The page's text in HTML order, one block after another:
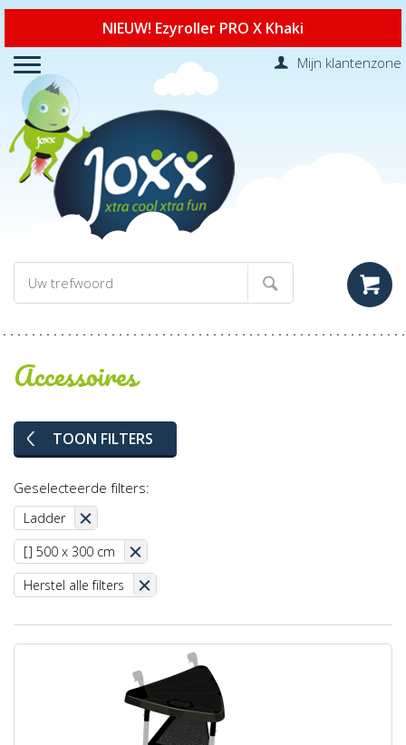
NIEUW! Ezyroller PRO X Khaki
Mijn klantenzone
Accessoires
TOON FILTERS
Geselecteerde filters:
Ladder
[] 500 x 300 cm
Herstel alle filters